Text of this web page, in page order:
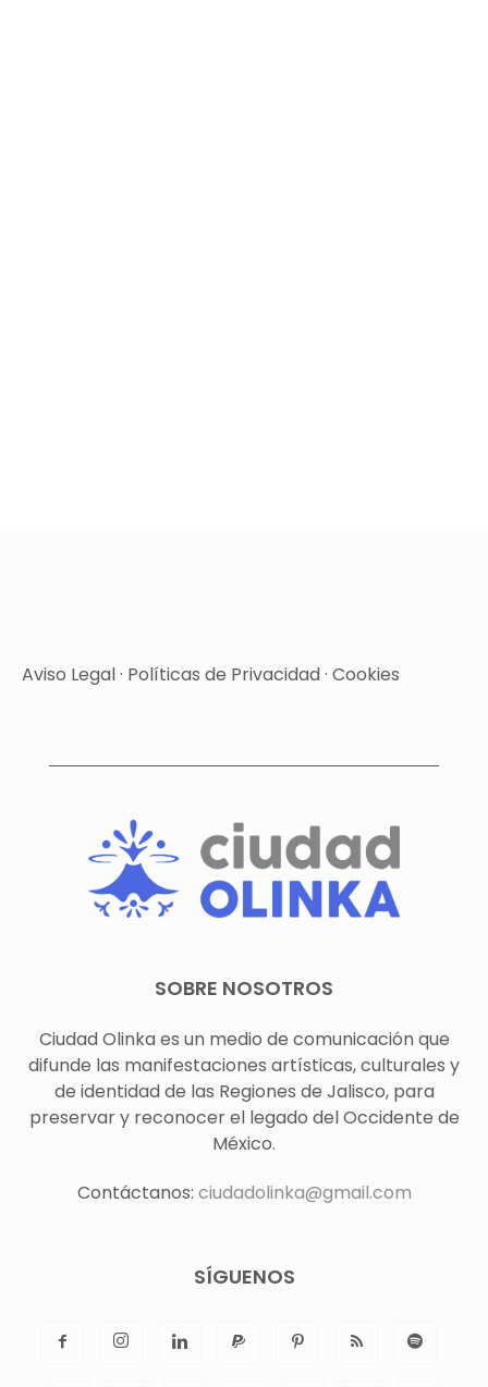
Aviso Legal· Políticas de Privacidad· Cookies
SOBRE NOSOTROS
Ciudad Olinka es un medio de comunicación que
difunde las manifestaciones artísticas, culturales y
de identidad de las Regiones de Jalisco, para
preservar y reconocer el legado del Occidente de
México.
Contáctanos: ciudadolinka@gmail.com
SÍGUENOS